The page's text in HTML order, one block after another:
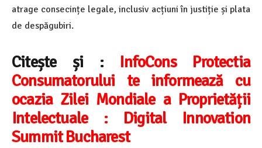
atrage consecințe legale, inclusiv acțiuni în justiție și plata
de despăgubiri.
Citește și :
InfoCons Protectia
Consumatorului te informează cu
ocazia Zilei Mondiale a Proprietății
Intelectuale : Digital Innovation
Summit Bucharest